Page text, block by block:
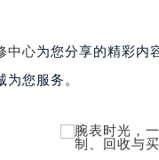
兰州市七里河区西津西
解放碑渝中区民权路28
省鹤岗市向阳区红军
省黑河市爱辉区中央街
中心为您分享的精彩内
您服务。